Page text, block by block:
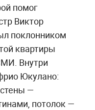
помог
Виктор
поклонником
квартиры
Внутри
Юкулано:
—
потолок —